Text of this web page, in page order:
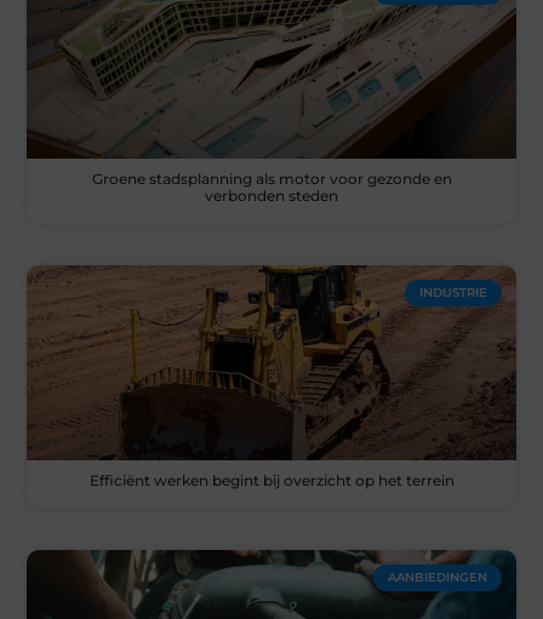
Groene stadsplanning als motor voor gezonde en
verbonden steden
INDUSTRIE
Efficiënt werken begint bij overzicht op het terrein
AANBIEDINGEN